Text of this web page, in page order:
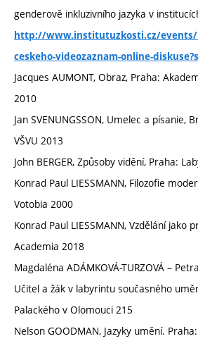
genderově inkluzivního jazyka v
http://www.institutuzkosti.cz/events/
ceskeho-videozaznam-online-
Jacques AUMONT, Obraz, Praha:
2010
Jan SVENUNGSSON, Umelec a písanie,
VŠVU 2013
John BERGER, Způsoby vidění, Praha:
Konrad Paul LIESSMANN, Filozofie
Votobia 2000
Konrad Paul LIESSMANN, Vzdělání jako
Academia 2018
Magdaléna ADÁMKOVÁ-TURZOVÁ –
Učitel a žák v labyrintu současného
Palackého v Olomouci 215
Nelson GOODMAN, Jazyky umění.